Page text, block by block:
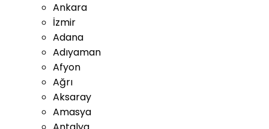
Ankara
İzmir
Adana
Adıyaman
Afyon
Ağrı
Aksaray
Amasya